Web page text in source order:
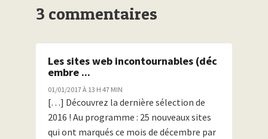
3 commentaires
Les sites web incontournables (déc
embre ...
01/01/2017 À 13 H 47 MIN
[…] Découvrez la dernière sélection de
2016 ! Au programme : 25 nouveaux sites
qui ont marqués ce mois de décembre par